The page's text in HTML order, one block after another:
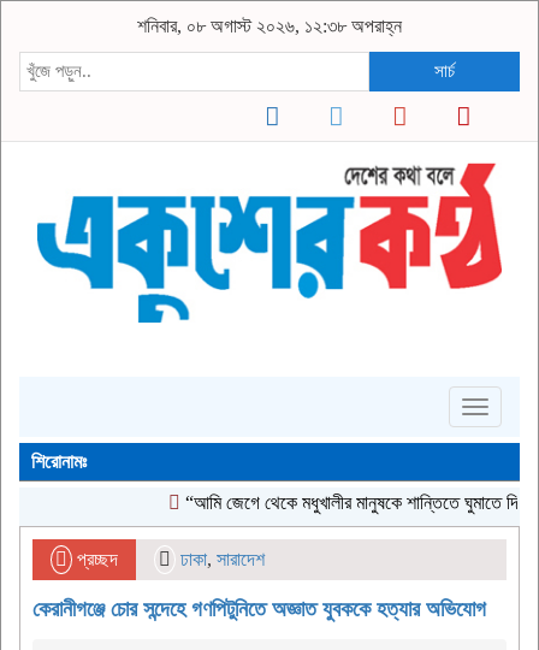
শনিবার, ০৮ অগাস্ট ২০২৬, ১২:৩৮ অপরাহ্ন
সার্চ
Toggle
শিরোনামঃ
“আমি জেগে থেকে মধুখালীর মানুষকে শান্তিতে ঘুমাতে দিতে চাই”
প্রচ্ছদ ঢাকা, সারাদেশ
কেরানীগঞ্জে চোর সন্দেহে গণপিটুনিতে অজ্ঞাত যুবককে হত্যার অভিযোগ